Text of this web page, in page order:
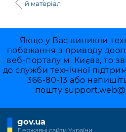
й матеріал
Якщо у Вас виникли
побажання з приводу
веб-порталу м. Києва, то
до служби технічної
366-80-13 або
пошту
gov.ua
Державні сайти України